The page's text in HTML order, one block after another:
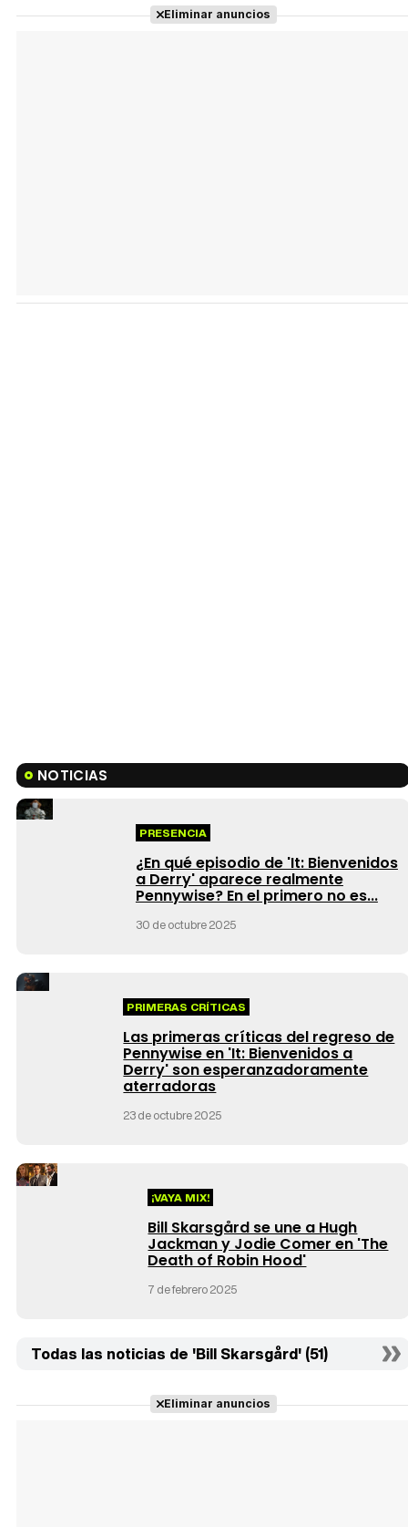
Eliminar anuncios
NOTICIAS
PRESENCIA
¿En qué episodio de 'It: Bienvenidos
a Derry' aparece realmente
Pennywise? En el primero no es...
30 de octubre 2025
PRIMERAS CRÍTICAS
Las primeras críticas del regreso de
Pennywise en 'It: Bienvenidos a
Derry' son esperanzadoramente
aterradoras
23 de octubre 2025
¡VAYA MIX!
Bill Skarsgård se une a Hugh
Jackman y Jodie Comer en 'The
Death of Robin Hood'
7 de febrero 2025
Todas las noticias de 'Bill Skarsgård' (51)
Eliminar anuncios